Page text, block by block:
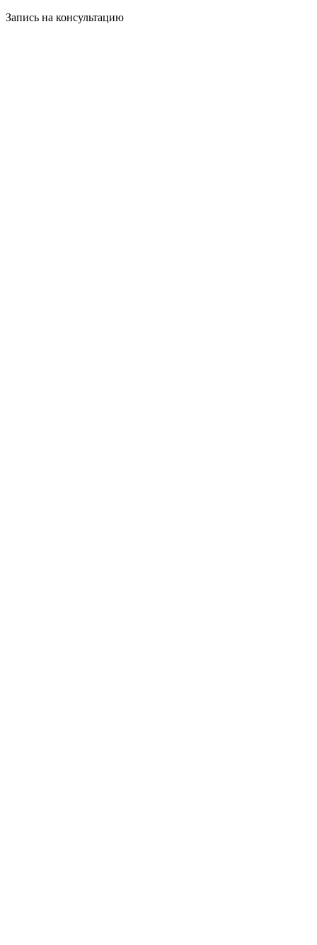
Запись на консультацию